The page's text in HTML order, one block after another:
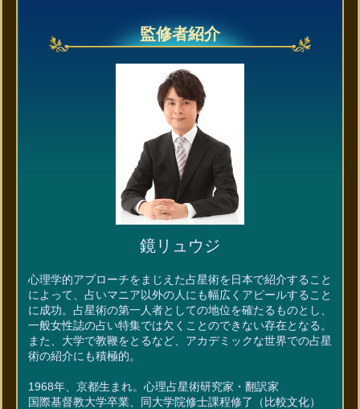
監修者紹介
鏡リュウジ
心理学的アプローチをまじえた占星術を日本で紹介すること
によって、占いマニア以外の人にも幅広くアピールすること
に成功。占星術の第一人者としての地位を確たるものとし、
一般女性誌の占い特集では欠くことのできない存在となる。
また、大学で教鞭をとるなど、アカデミックな世界での占星
術の紹介にも積極的。
1968年、京都生まれ。心理占星術研究家・翻訳家
国際基督教大学卒業、同大学院修士課程修了（比較文化）